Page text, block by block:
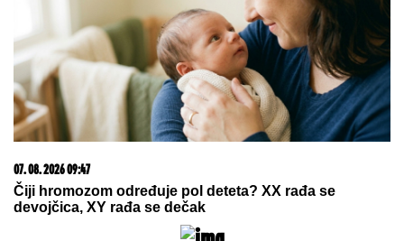
Legendarni Boris Beker provodi leto
sa ZGODNIM SINOVIMA, porodična
fotografija ZAPALILA Instagram:
Ovo je prizor kakav se RETKO viđa!